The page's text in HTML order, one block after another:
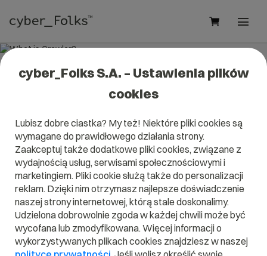
What is Crawler?
It will help you better understand what exactly it isCrawler
and what is the meaning to you in everyday use.
A B C D E F G H
I
J
K L M N O P Q
R
S
T U V W X Y Z
cyber_Folks S.A. – Ustawienia plików
cookies
Lubisz dobre ciastka? My też! Niektóre pliki cookies są
wymagane do prawidłowego działania strony.
Zaakceptuj także dodatkowe pliki cookies, związane z
wydajnością usług, serwisami społecznościowymi i
marketingiem. Pliki cookie służą także do personalizacji
reklam. Dzięki nim otrzymasz najlepsze doświadczenie
naszej strony internetowej, którą stale doskonalimy.
Udzielona dobrowolnie zgoda w każdej chwili może być
wycofana lub zmodyfikowana. Więcej informacji o
wykorzystywanych plikach cookies znajdziesz w naszej